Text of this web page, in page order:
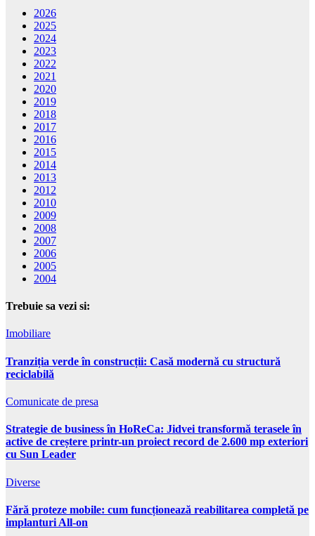
2026
2025
2024
2023
2022
2021
2020
2019
2018
2017
2016
2015
2014
2013
2012
2010
2009
2008
2007
2006
2005
2004
Trebuie sa vezi si:
Imobiliare
Tranziția verde în construcții: Casă modernă cu structură
reciclabilă
Comunicate de presa
Strategie de business în HoReCa: Jidvei transformă terasele în
active de creștere printr-un proiect record de 2.600 mp exteriori
cu Sun Leader
Diverse
Fără proteze mobile: cum funcționează reabilitarea completă pe
implanturi All-on